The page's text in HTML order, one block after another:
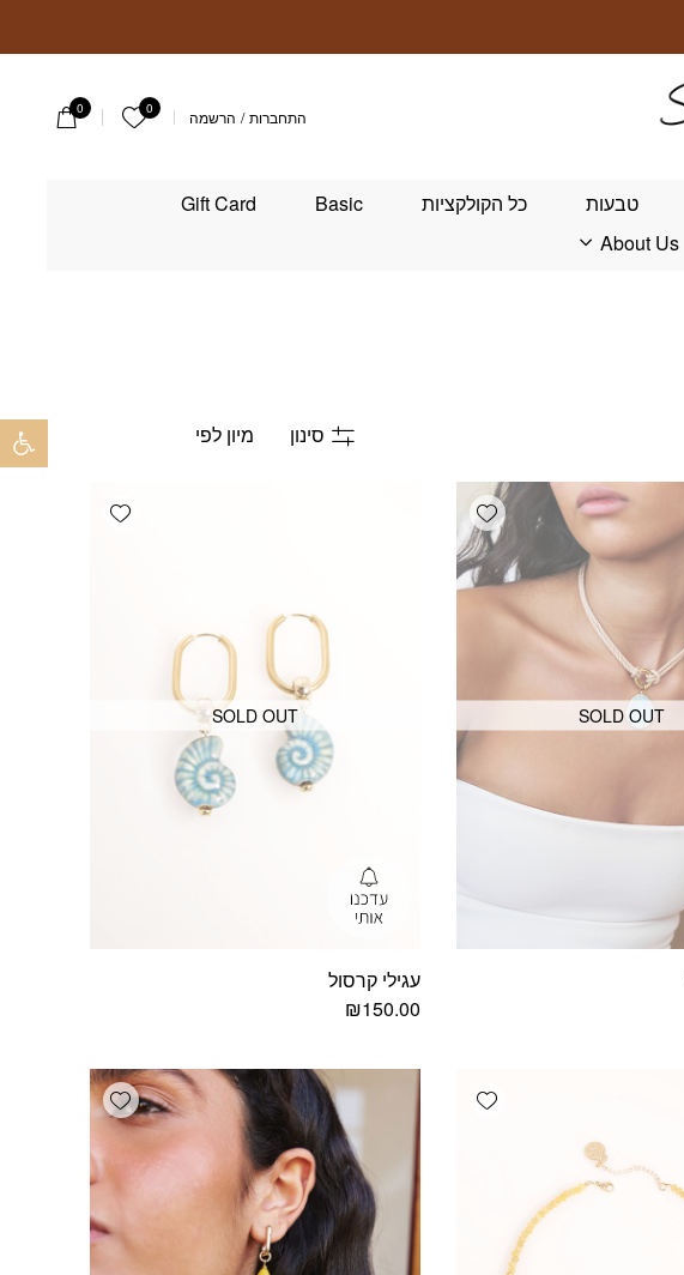
התחברות / הרשמה 0 הרשימה שלי
0
טבעות כל הקולקציות Basic
Gift Card
About Us
סינון
Add wishlist
SOLD OUT
Add wishlist
SOLD OUT
עגילי קרסול
₪150.00
Add wishlist
Add wishlist